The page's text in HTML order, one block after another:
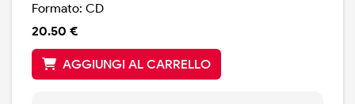
Formato: CD
20.50 €
AGGIUNGI AL CARRELLO